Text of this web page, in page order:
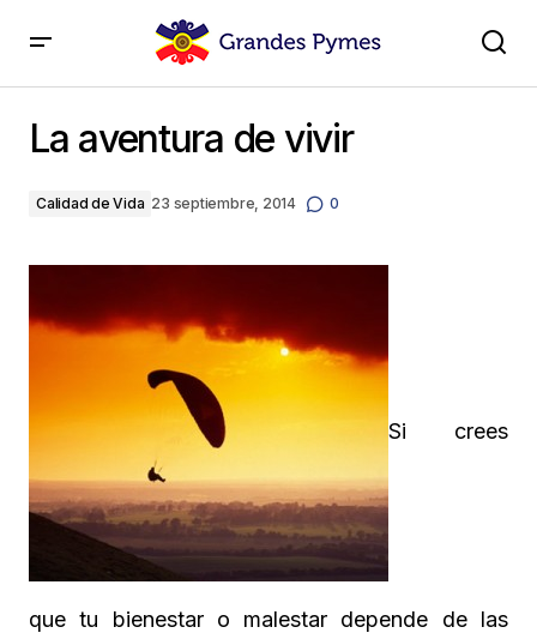
La aventura de vivir
Calidad de Vida 23 septiembre, 2014 0
Si crees
que tu bienestar o malestar depende de las